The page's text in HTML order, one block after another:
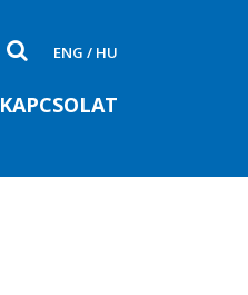
ENG / HU
KAPCSOLAT